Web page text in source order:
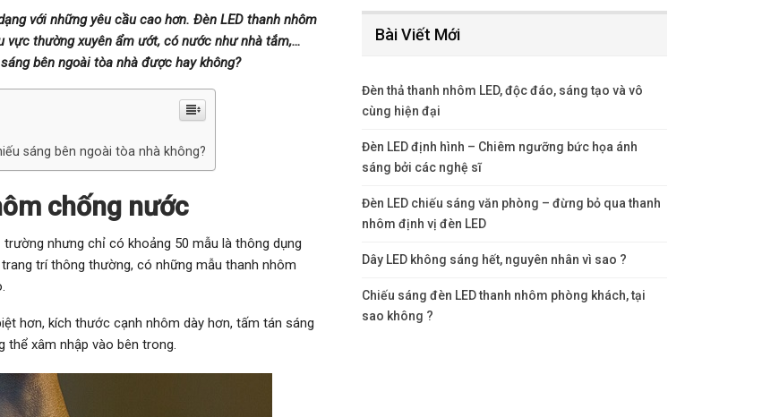
với những yêu cầu cao hơn. Đèn LED thanh nhôm
thường xuyên ẩm ướt, có nước như nhà tắm,…
bên ngoài tòa nhà được hay không?
sáng bên ngoài tòa nhà không?
chống nước
nhưng chỉ có khoảng 50 mẫu là thông dụng
trí thông thường, có những mẫu thanh nhôm
hơn, kích thước cạnh nhôm dày hơn, tấm tán sáng
xâm nhập vào bên trong.
Bài Viết Mới
Đèn thả thanh nhôm LED, độc đáo, sáng tạo và vô
cùng hiện đại
Đèn LED định hình – Chiêm ngưỡng bức họa ánh
sáng bởi các nghệ sĩ
Đèn LED chiếu sáng văn phòng – đừng bỏ qua thanh
nhôm định vị đèn LED
Dây LED không sáng hết, nguyên nhân vì sao ?
Chiếu sáng đèn LED thanh nhôm phòng khách, tại
sao không ?